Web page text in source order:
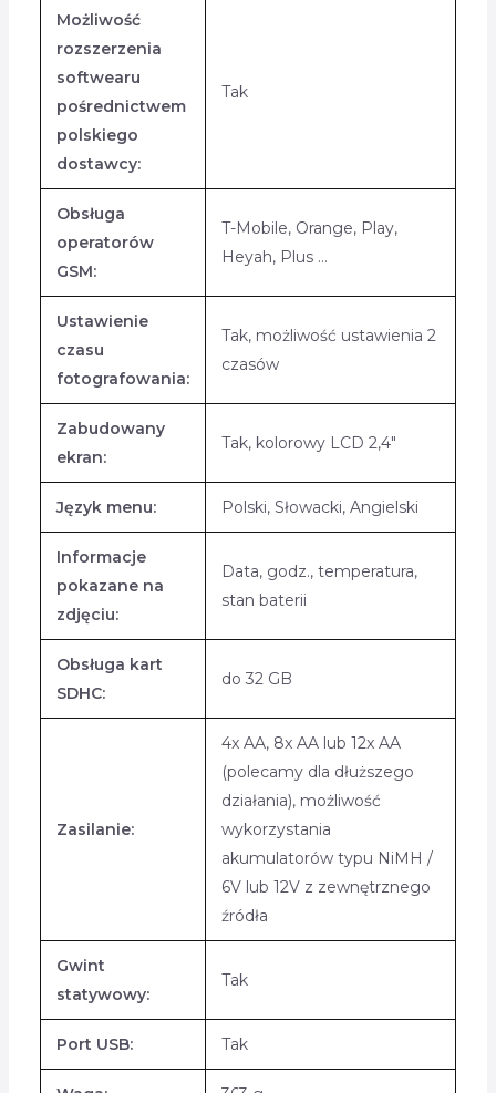
Możliwość
rozszerzenia
softwearu
pośrednictwem
polskiego
dostawcy:
Tak
Obsługa
operatorów
GSM:
T-Mobile, Orange, Play,
Heyah, Plus …
Ustawienie
czasu
fotografowania:
Tak, możliwość ustawienia 2
czasów
Zabudowany
ekran:
Tak, kolorowy LCD 2,4″
Język menu: Polski, Słowacki, Angielski
Informacje
pokazane na
zdjęciu:
Data, godz., temperatura,
stan baterii
Obsługa kart
SDHC:
do 32 GB
Zasilanie:
4x AA, 8x AA lub 12x AA
(polecamy dla dłuższego
działania), możliwość
wykorzystania
akumulatorów typu NiMH /
6V lub 12V z zewnętrznego
źródła
Gwint
statywowy:
Tak
Port USB: Tak